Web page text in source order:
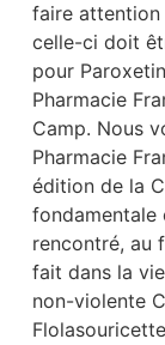
faire attention
celle-ci doit
pour
Pharmacie
Camp. Nous
Pharmacie
édition de la
fondamentale
rencontré, au
fait dans la
non-violente